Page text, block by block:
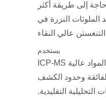
حاجة إلى طريقة أكثر
الملوثات النزرة في
يستخدم
ICP-MS بشكل متكرر لاختبار المواد عالية
وحدود الكشف
التحليلية التقليدية.